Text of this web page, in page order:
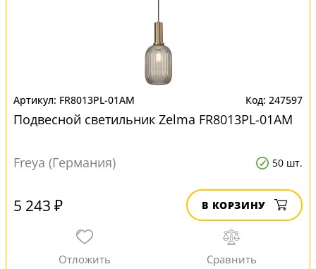
FR8013PL-01AM 247597
Подвесной светильник Zelma FR8013PL-01AM
Freya (Германия) 50 шт.
5 243 ₽ В КОРЗИНУ